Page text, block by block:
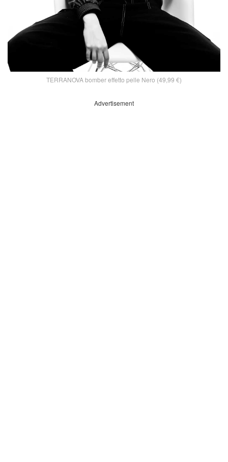
TERRANOVA bomber effetto pelle Nero (49,99 €)
Advertisement